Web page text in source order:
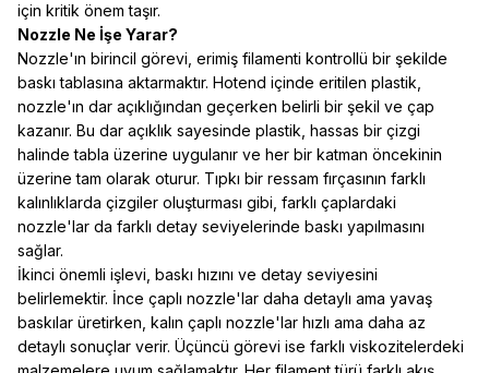
için kritik önem taşır.
Nozzle Ne İşe Yarar?
Nozzle'ın birincil görevi, erimiş filamenti kontrollü bir şekilde
baskı tablasına aktarmaktır. Hotend içinde eritilen plastik,
nozzle'ın dar açıklığından geçerken belirli bir şekil ve çap
kazanır. Bu dar açıklık sayesinde plastik, hassas bir çizgi
halinde tabla üzerine uygulanır ve her bir katman öncekinin
üzerine tam olarak oturur. Tıpkı bir ressam fırçasının farklı
kalınlıklarda çizgiler oluşturması gibi, farklı çaplardaki
nozzle'lar da farklı detay seviyelerinde baskı yapılmasını
sağlar.
İkinci önemli işlevi, baskı hızını ve detay seviyesini
belirlemektir. İnce çaplı nozzle'lar daha detaylı ama yavaş
baskılar üretirken, kalın çaplı nozzle'lar hızlı ama daha az
detaylı sonuçlar verir. Üçüncü görevi ise farklı viskozitelerdeki